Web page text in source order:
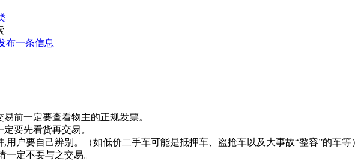
布一条信息
前一定要查看物主的正规发票。
要先看货再交易。
户要自己辨别。（如低价二手车可能是抵押车、盗抢车以及大事故“整容”的车等
一定不要与之交易。